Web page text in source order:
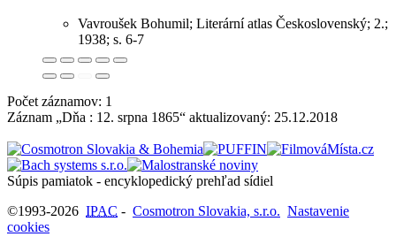
Vavroušek Bohumil; Literární atlas Československý; 2.;
1938; s. 6-7
Počet záznamov: 1
Záznam „Dňa : 12. srpna 1865“ aktualizovaný: 25.12.2018
Súpis pamiatok - encyklopedický prehľad sídiel
©1993-2026 IPAC - Cosmotron Slovakia, s.r.o. Nastavenie
cookies